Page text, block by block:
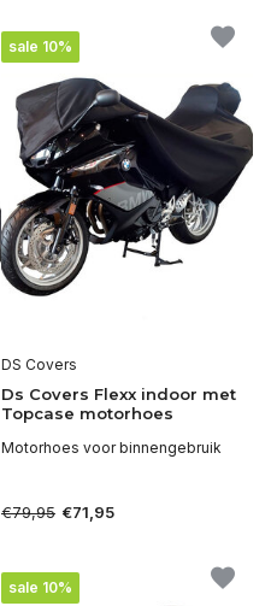
sale 10%
DS Covers
Ds Covers Flexx indoor met
Topcase motorhoes
Motorhoes voor binnengebruik
€79,95 €71,95
sale 10%